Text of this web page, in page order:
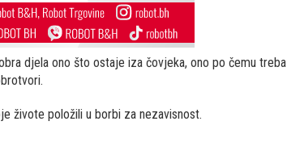
djela ono što ostaje iza čovjeka, ono po čemu treba
živote položili u borbi za nezavisnost.